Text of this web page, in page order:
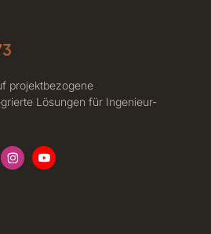
projektbezogene
Lösungen für Ingenieur-